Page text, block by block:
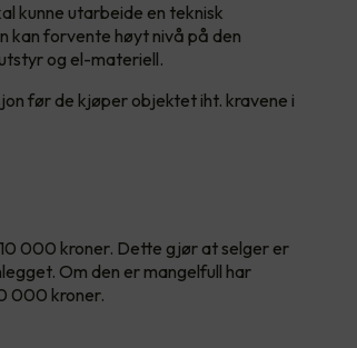
kunne utarbeide en teknisk
kan forvente høyt nivå på den
og el-materiell.
før de kjøper objektet iht. kravene i
000 kroner. Dette gjør at selger er
Om den er mangelfull har
000 kroner.